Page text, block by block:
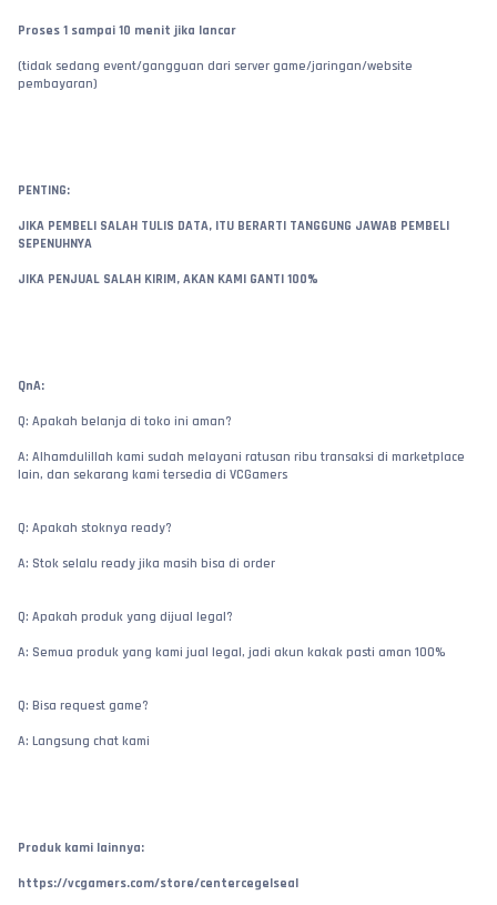
Proses 1 sampai 10 menit jika lancar
(tidak sedang event/gangguan dari server game/jaringan/website
pembayaran)
PENTING:
JIKA PEMBELI SALAH TULIS DATA, ITU BERARTI TANGGUNG JAWAB PEMBELI
SEPENUHNYA
JIKA PENJUAL SALAH KIRIM, AKAN KAMI GANTI 100%
QnA:
Q: Apakah belanja di toko ini aman?
A: Alhamdulillah kami sudah melayani ratusan ribu transaksi di marketplace
lain, dan sekarang kami tersedia di VCGamers
Q: Apakah stoknya ready?
A: Stok selalu ready jika masih bisa di order
Q: Apakah produk yang dijual legal?
A: Semua produk yang kami jual legal, jadi akun kakak pasti aman 100%
Q: Bisa request game?
A: Langsung chat kami
Produk kami lainnya:
https://vcgamers.com/store/centercegelseal